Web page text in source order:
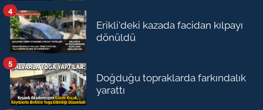
Erikli'deki kazada facidan kılpayı
dönüldü
4
Doğduğu topraklarda farkındalık
yarattı
5